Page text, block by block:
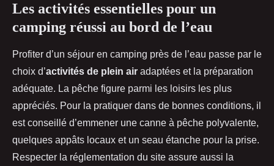
Les activités essentielles pour un
camping réussi au bord de l’eau
Profiter d’un séjour en camping près de l’eau passe par le
choix d’activités de plein air adaptées et la préparation
adéquate. La pêche figure parmi les loisirs les plus
appréciés. Pour la pratiquer dans de bonnes conditions, il
est conseillé d’emmener une canne à pêche polyvalente,
quelques appâts locaux et un seau étanche pour la prise.
Respecter la réglementation du site assure aussi la